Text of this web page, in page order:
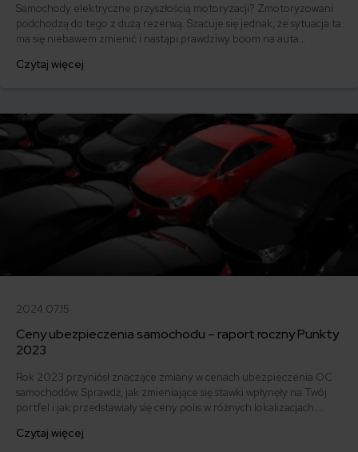
Samochody elektryczne przyszłością motoryzacji? Zmotoryzowani
podchodzą do tego z dużą rezerwą. Szacuje się jednak, że sytuacja ta
ma się niebawem zmienić i nastąpi prawdziwy boom na auta
sprawie nowych standardów w sprawie emisji dwutlenku węgla.
Czytaj więcej
2024.07.15
Ceny ubezpieczenia samochodu – raport roczny Punkty
2023
Rok 2023 przyniósł znaczące zmiany w cenach ubezpieczenia OC
samochodów. Sprawdź, jak zmieniające się stawki wpłynęły na Twój
portfel i jak przedstawiały się ceny polis w różnych lokalizacjach.
zaoszczędzić na ubezpieczeniu swojego auta. Zapoznaj się z
Czytaj więcej